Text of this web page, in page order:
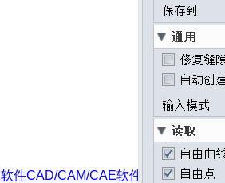
件CAD/CAM/CAE软件教育版
博超产